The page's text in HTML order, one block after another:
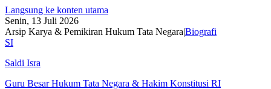
Langsung ke konten utama
Senin, 13 Juli 2026
Arsip Karya & Pemikiran Hukum Tata Negara|Biografi
SI
Saldi Isra
Guru Besar Hukum Tata Negara & Hakim Konstitusi RI